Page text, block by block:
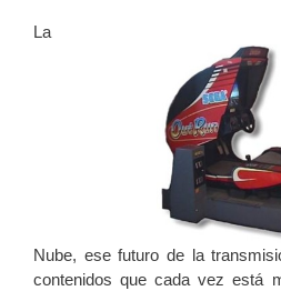
La
Nube, ese futuro de la
contenidos que cada vez está